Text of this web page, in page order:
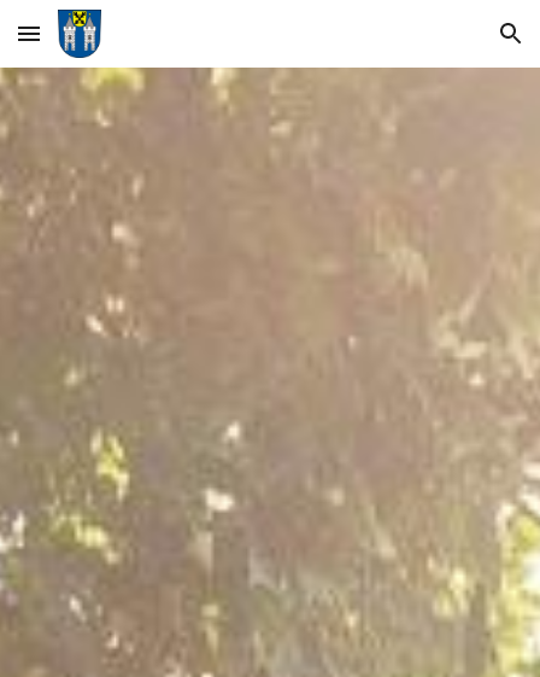
Skip to main content Skip to navigation